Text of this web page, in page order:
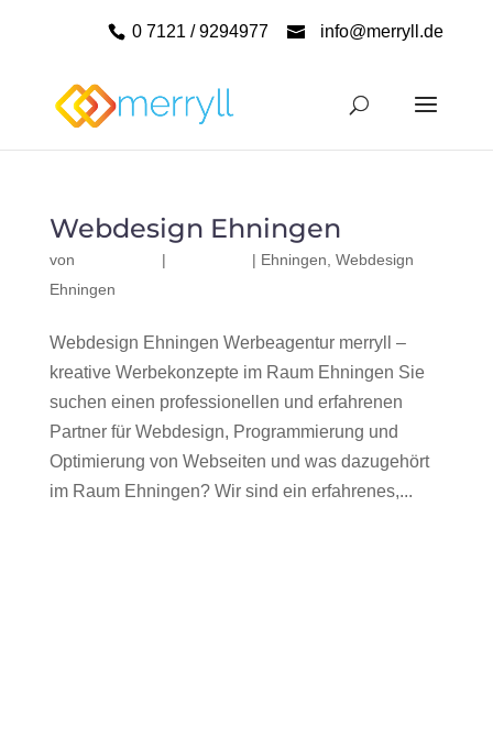
0 7121 / 9294977 info@merryll.de
Webdesign Ehningen
von | | Ehningen Webdesign
Ehningen
Webdesign Ehningen Werbeagentur merryll –
kreative Werbekonzepte im Raum Ehningen Sie
suchen einen professionellen und erfahrenen
Partner für Webdesign, Programmierung und
Optimierung von Webseiten und was dazugehört
im Raum Ehningen? Wir sind ein erfahrenes,...